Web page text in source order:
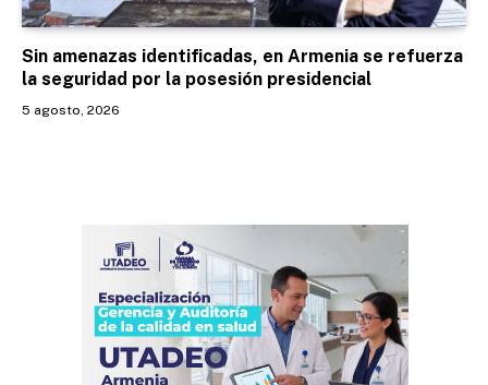
Sin amenazas identificadas, en Armenia se refuerza
la seguridad por la posesión presidencial
5 agosto, 2026